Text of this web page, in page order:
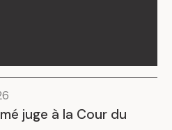
juge à la Cour du